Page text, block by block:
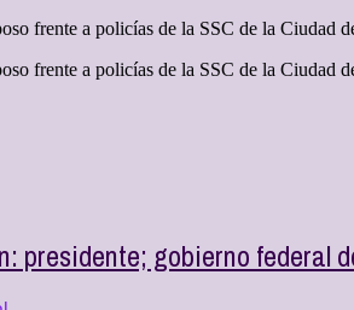
frente a policías de la SSC de la Ciudad
frente a policías de la SSC de la
presidente; gobierno federal